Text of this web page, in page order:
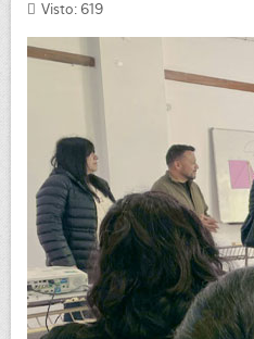
Visto: 619